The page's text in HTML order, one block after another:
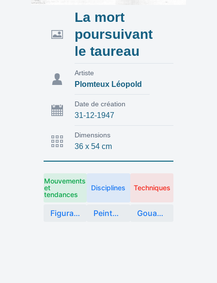
La mort
poursuivant
le taureau
Plomteux Léopold
Artiste
31-12-1947
Date de création
36 x 54 cm
Dimensions
Mouvements
et
tendances
Figuration
Disciplines
Peinture
Techniques
Gouache